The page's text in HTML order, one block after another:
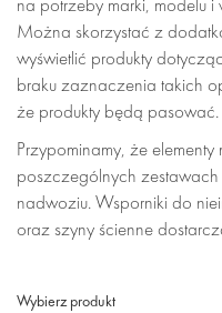
na potrzeby marki, modelu
Można skorzystać z
wyświetlić produkty
braku zaznaczenia takich
że produkty będą pasować.
Przypominamy, że
poszczególnych
nadwoziu. Wsporniki do
oraz szyny ścienne
Wybierz produkt